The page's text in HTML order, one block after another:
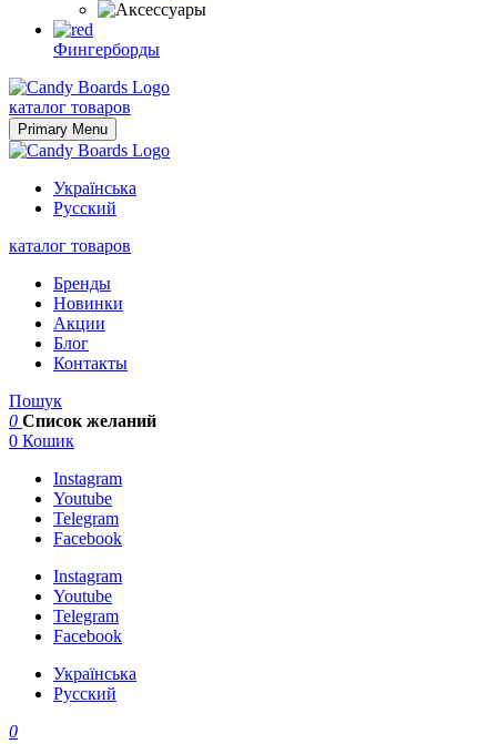
Фингерборды
Skip
to
content
каталог товаров
Primary Menu
Українська
Русский
каталог товаров
Бренды
Новинки
Акции
Блог
Контакты
Пошук
0 Список желаний
0 Кошик
Instagram
Youtube
Telegram
Facebook
Instagram
Youtube
Telegram
Facebook
Українська
Русский
0